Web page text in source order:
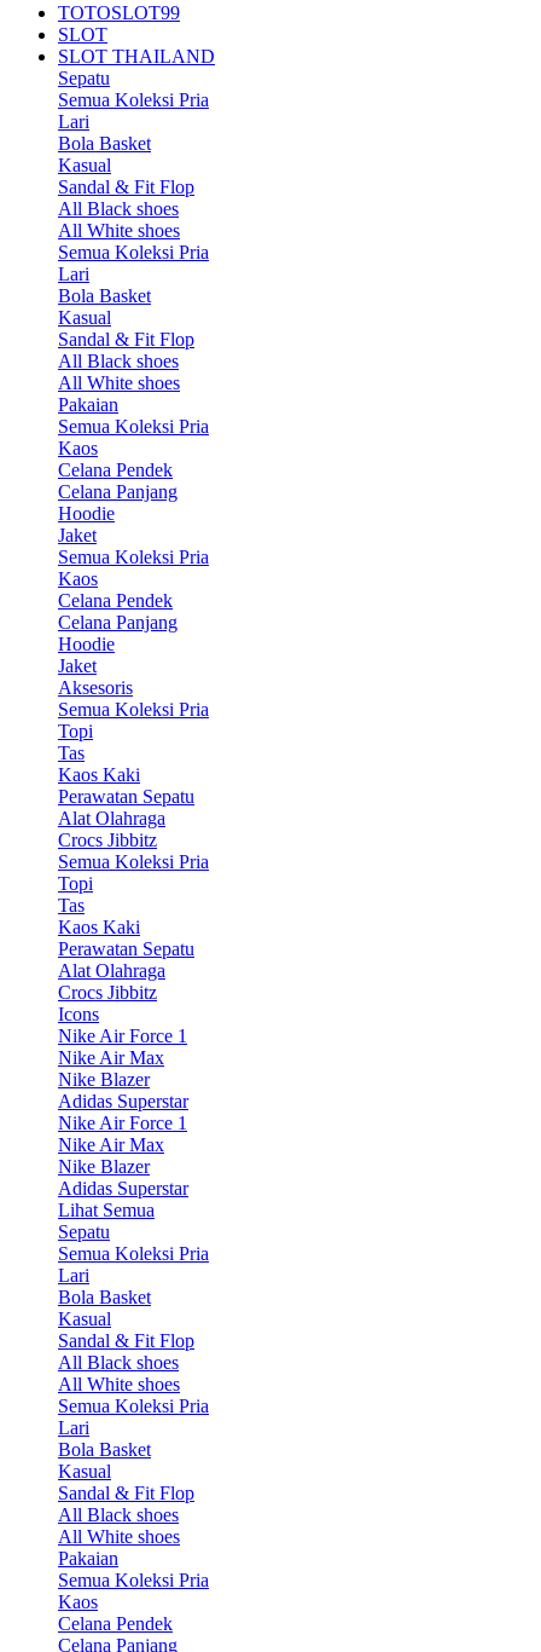
TOTOSLOT99
SLOT
SLOT THAILAND
Sepatu
Semua Koleksi Pria
Lari
Bola Basket
Kasual
Sandal & Fit Flop
All Black shoes
All White shoes
Semua Koleksi Pria
Lari
Bola Basket
Kasual
Sandal & Fit Flop
All Black shoes
All White shoes
Pakaian
Semua Koleksi Pria
Kaos
Celana Pendek
Celana Panjang
Hoodie
Jaket
Semua Koleksi Pria
Kaos
Celana Pendek
Celana Panjang
Hoodie
Jaket
Aksesoris
Semua Koleksi Pria
Topi
Tas
Kaos Kaki
Perawatan Sepatu
Alat Olahraga
Crocs Jibbitz
Semua Koleksi Pria
Topi
Tas
Kaos Kaki
Perawatan Sepatu
Alat Olahraga
Crocs Jibbitz
Icons
Nike Air Force 1
Nike Air Max
Nike Blazer
Adidas Superstar
Nike Air Force 1
Nike Air Max
Nike Blazer
Adidas Superstar
Lihat Semua
Sepatu
Semua Koleksi Pria
Lari
Bola Basket
Kasual
Sandal & Fit Flop
All Black shoes
All White shoes
Semua Koleksi Pria
Lari
Bola Basket
Kasual
Sandal & Fit Flop
All Black shoes
All White shoes
Pakaian
Semua Koleksi Pria
Kaos
Celana Pendek
Celana Panjang